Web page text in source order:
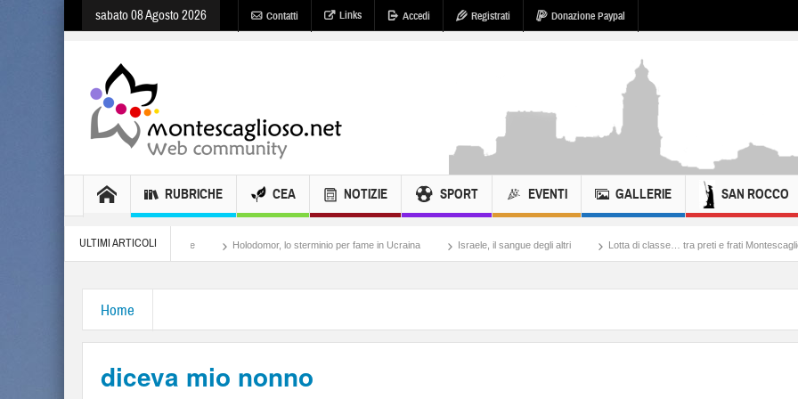
sabato 08 Agosto 2026 Contatti Links Accedi Registrati Donazione Paypal
RUBRICHE CEA NOTIZIE SPORT EVENTI GALLERIE SAN ROCCO
ULTIMI ARTICOLI
Meloni, il lamento al potere Holodomor, lo sterminio per fame in Ucraina Israele, il sangue degli altri Lotta di classe… tra preti e frati Montescaglioso
Home
diceva mio nonno